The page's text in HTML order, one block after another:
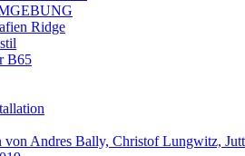
Ridge
B65
von Andres Bally, Christof Lungwitz,